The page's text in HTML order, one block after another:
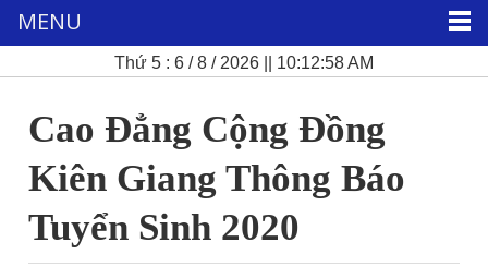
Thứ 5 : 6 / 8 / 2026 || 10:12:59 AM
Cao Đẳng Cộng Đồng
Kiên Giang Thông Báo
Tuyển Sinh 2020
MENU